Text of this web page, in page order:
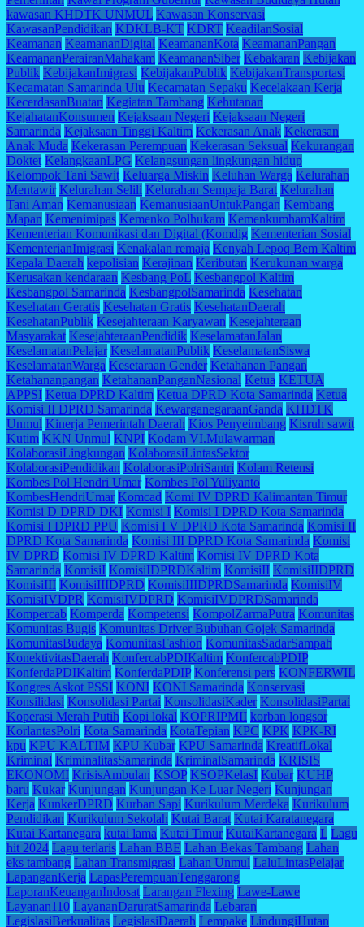
kawasan KHDTK UNMUL Kawasan Konservasi
KawasanPendidikan KDKLB-KT KDRT KeadilanSosial
Keamanan KeamananDigital KeamananKota KeamananPangan
KeamananPerairanMahakam KeamananSiber Kebakaran Kebijakan
Publik KebijakanImigrasi KebijakanPublik KebijakanTransportasi
Kecamatan Samarinda Ulu Kecamatan Sepaku Kecelakaan Kerja
KecerdasanBuatan Kegiatan Tambang Kehutanan
KejahatanKonsumen Kejaksaan Negeri Kejaksaan Negeri
Samarinda Kejaksaan Tinggi Kaltim Kekerasan Anak Kekerasan
Anak Muda Kekerasan Perempuan Kekerasan Seksual Kekurangan
Doktet KelangkaanLPG Kelangsungan lingkungan hidup
Kelompok Tani Sawit Keluarga Miskin Keluhan Warga Kelurahan
Mentawir Kelurahan Selili Kelurahan Sempaja Barat Kelurahan
Tani Aman Kemanusiaan KemanusiaanUntukPangan Kembang
Mapan Kemenimipas Kemenko Polhukam KemenkumhamKaltim
Kementerian Komunikasi dan Digital (Komdig Kementerian Sosial
KementerianImigrasi Kenakalan remaja Kenyah Lepoq Bem Kaltim
Kepala Daerah kepolisian Kerajinan Keributan Kerukunan warga
Kerusakan kendaraan Kesbang PoL Kesbangpol Kaltim
Kesbangpol Samarinda KesbangpolSamarinda Kesehatan
Kesehatan Geratis Kesehatan Gratis KesehatanDaerah
KesehatanPublik Kesejahteraan Karyawan Kesejahteraan
Masyarakat KesejahteraanPendidik KeselamatanJalan
KeselamatanPelajar KeselamatanPublik KeselamatanSiswa
KeselamatanWarga Kesetaraan Gender Ketahanan Pangan
Ketahananpangan KetahananPanganNasional Ketua KETUA
APPSI Ketua DPRD Kaltim Ketua DPRD Kota Samarinda Ketua
Komisi II DPRD Samarinda KewarganegaraanGanda KHDTK
Unmul Kinerja Pemerintah Daerah Kios Penyeimbang Kisruh sawit
Kutim KKN Unmul KNPI Kodam VI.Mulawarman
KolaborasiLingkungan KolaborasiLintasSektor
KolaborasiPendidikan KolaborasiPolriSantri Kolam Retensi
Kombes Pol Hendri Umar Kombes Pol Yuliyanto
KombesHendriUmar Komcad Komi IV DPRD Kalimantan Timur
Komisi D DPRD DKI Komisi I Komisi I DPRD Kota Samarinda
Komisi I DPRD PPU Komisi I V DPRD Kota Samarinda Komisi II
DPRD Kota Samarinda Komisi III DPRD Kota Samarinda Komisi
IV DPRD Komisi IV DPRD Kaltim Komisi IV DPRD Kota
Samarinda KomisiI KomisiIDPRDKaltim KomisiII KomisiIIDPRD
KomisiIII KomisiIIIDPRD KomisiIIIDPRDSamarinda KomisiIV
KomisiIVDPR KomisiIVDPRD KomisiIVDPRDSamarinda
Kompercab Komperda Kompetensi KompolZarmaPutra Komunitas
Komunitas Bugis Komunitas Driver Bubuhan Gojek Samarinda
KomunitasBudaya KomunitasFashion KomunitasSadarSampah
KonektivitasDaerah KonfercabPDIKaltim KonfercabPDIP
KonferdaPDIKaltim KonferdaPDIP Konferensi pers KONFERWIL
Kongres Askot PSSI KONI KONI Samarinda Konservasi
Konsilidasi Konsolidasi Partai KonsolidasiKader KonsolidasiPartai
Koperasi Merah Putih Kopi lokal KOPRIPMII korban longsor
KorlantasPolri Kota Samarinda KotaTepian KPC KPK KPK-RI
kpu KPU KALTIM KPU Kubar KPU Samarinda KreatifLokal
Kriminal KriminalitasSamarinda KriminalSamarinda KRISIS
EKONOMI KrisisAmbulan KSOP KSOPKelasI Kubar KUHP
baru Kukar Kunjungan Kunjungan Ke Luar Negeri Kunjungan
Kerja KunkerDPRD Kurban Sapi Kurikulum Merdeka Kurikulum
Pendidikan Kurikulum Sekolah Kutai Barat Kutai Karatanegara
Kutai Kartanegara kutai lama Kutai Timur KutaiKartanegara L Lagu
hit 2024 Lagu terlaris Lahan BBE Lahan Bekas Tambang Lahan
eks tambang Lahan Transmigrasi Lahan Unmul LaluLintasPelajar
LapanganKerja LapasPerempuanTenggarong
LaporanKeuanganIndosat Larangan Flexing Lawe-Lawe
Layanan110 LayananDaruratSamarinda Lebaran
LegislasiBerkualitas LegislasiDaerah Lempake LindungiHutan